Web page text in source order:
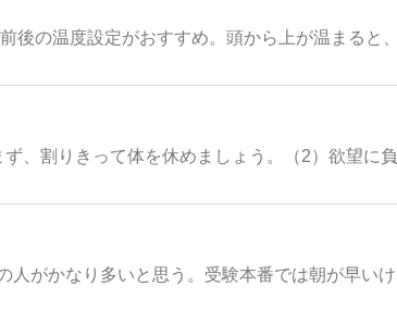
後の温度設定がおすすめ。頭から上が温まると、
割りきって体を休めましょう。（2）欲望に負
人がかなり多いと思う。受験本番では朝が早いけ